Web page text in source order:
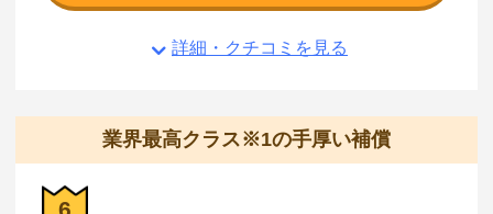
詳細・クチコミを見る
業界最高クラス※1の手厚い補償